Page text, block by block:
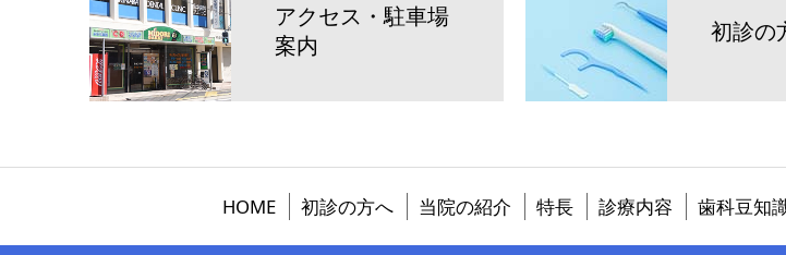
アクセス・駐車場
案内
初診の
HOME 初診の方へ 当院の紹介 特長 診療内容 歯科豆知